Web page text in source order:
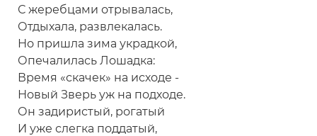
С жеребцами отрывалась,
Отдыхала, развлекалась.
Но пришла зима украдкой,
Опечалилась Лошадка:
Время «скачек» на исходе -
Новый Зверь уж на подходе.
Он задиристый, рогатый
И уже слегка поддатый,